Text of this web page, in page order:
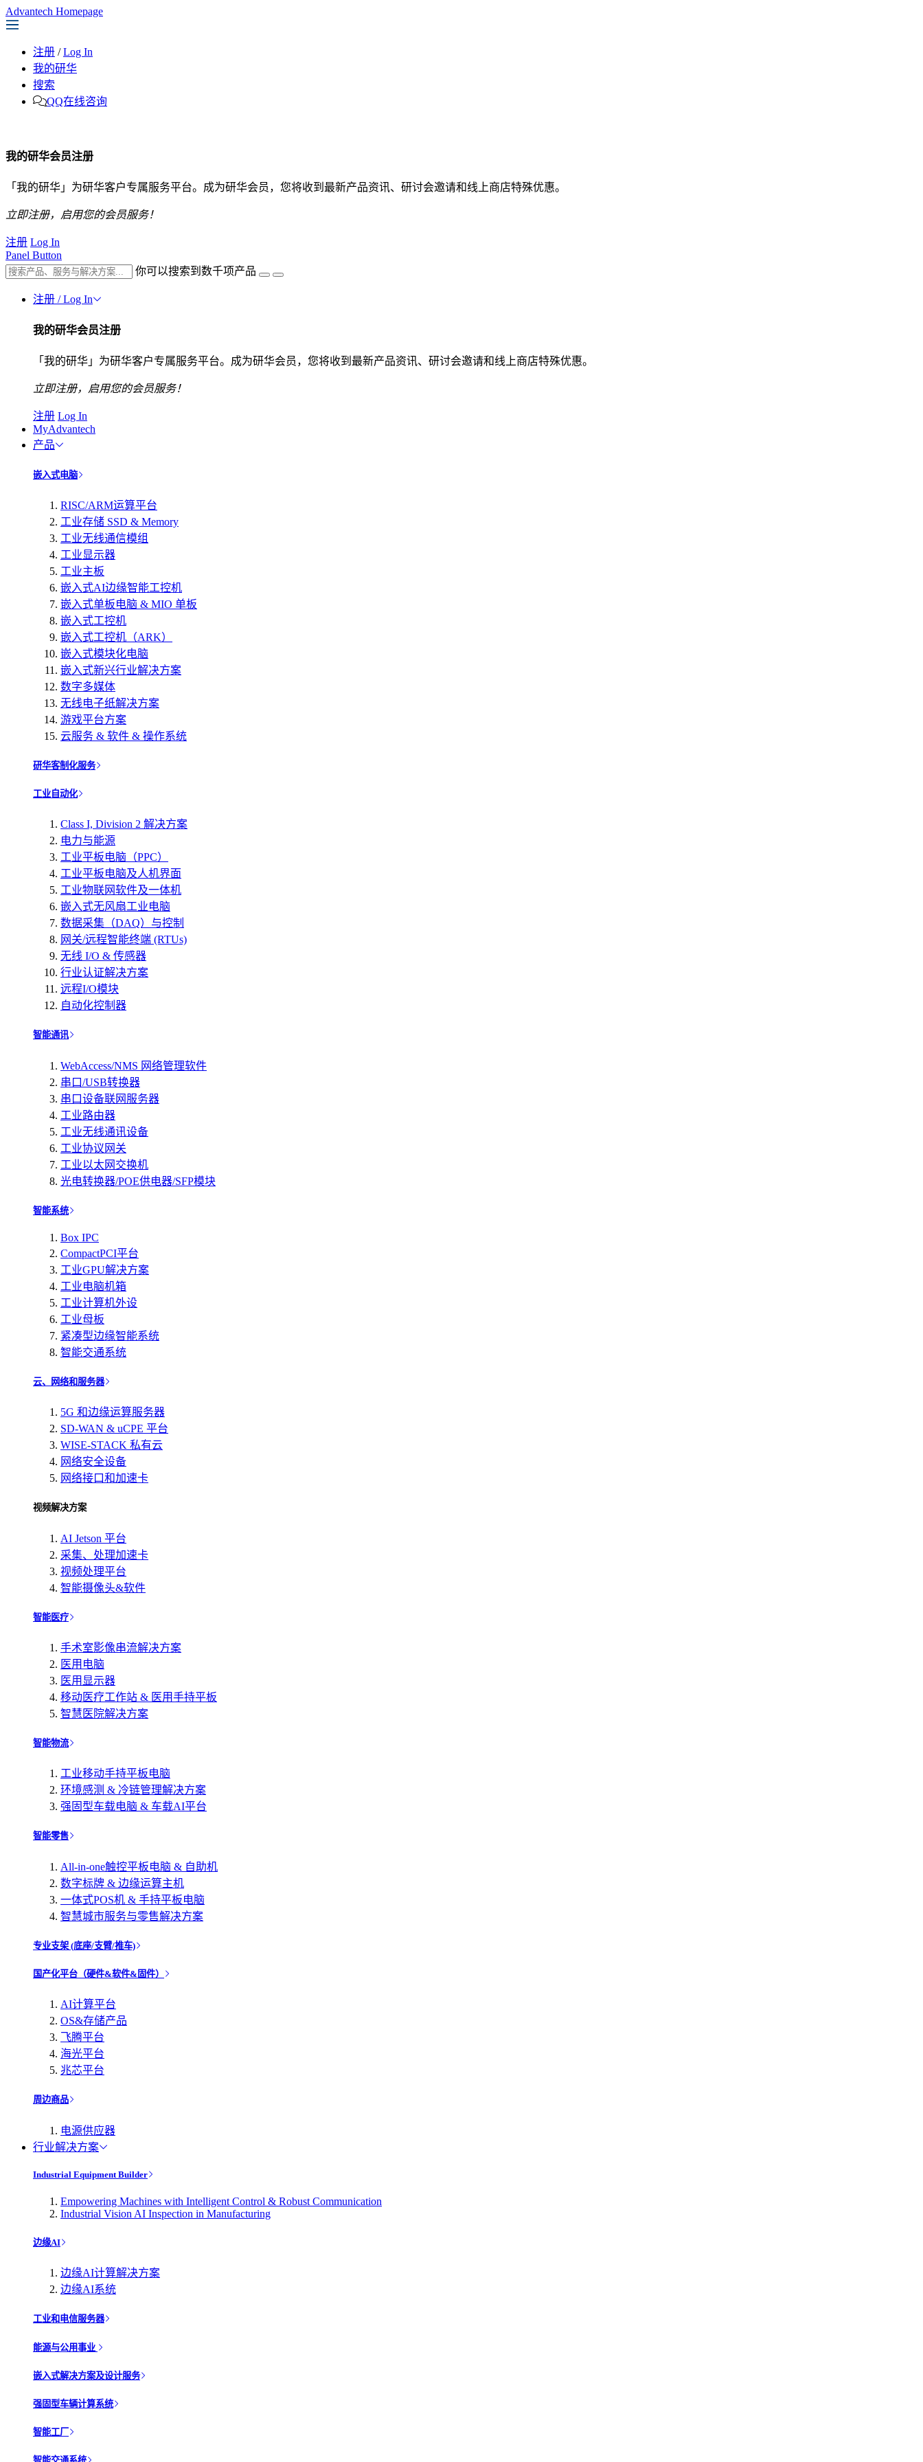
Advantech Homepage
注册 / Log In
我的研华
搜索
QQ在线咨询
我的研华会员注册
「我的研华」为研华客户专属服务平台。成为研华会员，您将收到最新产品资讯、研讨会邀请和线上商店特殊优惠。
立即注册，启用您的会员服务！
注册 Log In
Panel Button
你可以搜索到数千项产品
注册 / Log In
我的研华会员注册
「我的研华」为研华客户专属服务平台。成为研华会员，您将收到最新产品资讯、研讨会邀请和线上商店特殊优惠。
立即注册，启用您的会员服务！
注册 Log In
MyAdvantech
产品
嵌入式电脑
RISC/ARM运算平台
工业存储 SSD & Memory
工业无线通信模组
工业显示器
工业主板
嵌入式AI边缘智能工控机
嵌入式单板电脑 & MIO 单板
嵌入式工控机
嵌入式工控机（ARK）
嵌入式模块化电脑
嵌入式新兴行业解决方案
数字多媒体
无线电子纸解决方案
游戏平台方案
云服务 & 软件 & 操作系统
研华客制化服务
工业自动化
Class I, Division 2 解决方案
电力与能源
工业平板电脑（PPC）
工业平板电脑及人机界面
工业物联网软件及一体机
嵌入式无风扇工业电脑
数据采集（DAQ）与控制
网关/远程智能终端 (RTUs)
无线 I/O & 传感器
行业认证解决方案
远程I/O模块
自动化控制器
智能通讯
WebAccess/NMS 网络管理软件
串口/USB转换器
串口设备联网服务器
工业路由器
工业无线通讯设备
工业协议网关
工业以太网交换机
光电转换器/POE供电器/SFP模块
智能系统
Box IPC
CompactPCI平台
工业GPU解决方案
工业电脑机箱
工业计算机外设
工业母板
紧凑型边缘智能系统
智能交通系统
云、网络和服务器
5G 和边缘运算服务器
SD-WAN & uCPE 平台
WISE-STACK 私有云
网络安全设备
网络接口和加速卡
视频解决方案
AI Jetson 平台
采集、处理加速卡
视频处理平台
智能摄像头&软件
智能医疗
手术室影像串流解决方案
医用电脑
医用显示器
移动医疗工作站 & 医用手持平板
智慧医院解决方案
智能物流
工业移动手持平板电脑
环境感测 & 冷链管理解决方案
强固型车载电脑 & 车载AI平台
智能零售
All-in-one触控平板电脑 & 自助机
数字标牌 & 边缘运算主机
一体式POS机 & 手持平板电脑
智慧城市服务与零售解决方案
专业支架 (底座/支臂/推车)
国产化平台（硬件&软件&固件）
AI计算平台
OS&存储产品
飞腾平台
海光平台
兆芯平台
周边商品
电源供应器
行业解决方案
Industrial Equipment Builder
Empowering Machines with Intelligent Control & Robust Communication
Industrial Vision AI Inspection in Manufacturing
边缘AI
边缘AI计算解决方案
边缘AI系统
工业和电信服务器
能源与公用事业
嵌入式解决方案及设计服务
强固型车辆计算系统
智能工厂